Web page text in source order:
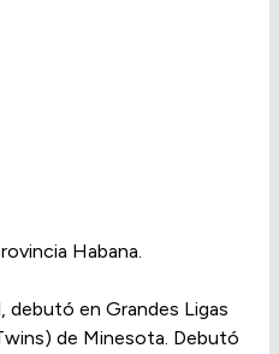
Habana.
debutó en Grandes Ligas
de Minesota. Debutó